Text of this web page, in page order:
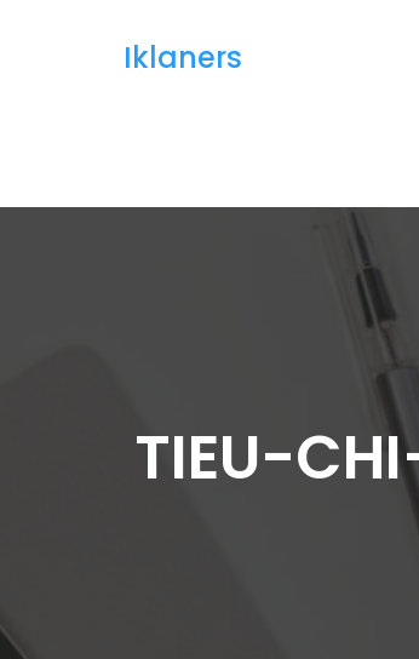
Iklaners
TIEU-